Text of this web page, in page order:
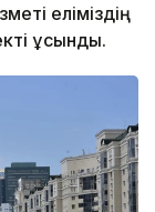
еліміздің
ұсынды.